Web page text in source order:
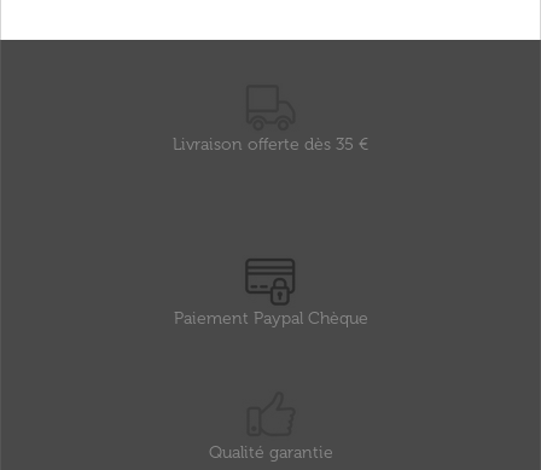
Livraison offerte dès 35 €
Paiement Paypal Chèque
Qualité garantie